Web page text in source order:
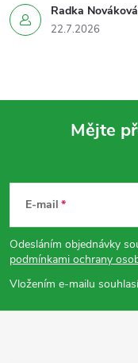
Radka Nováková
22.7.2026
p
a
Mějte
E-mail
Odesláním objednávky
podmínkami ochrany
Vložením e-mailu